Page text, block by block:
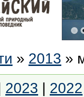
» 2013 »
2023 | 2022